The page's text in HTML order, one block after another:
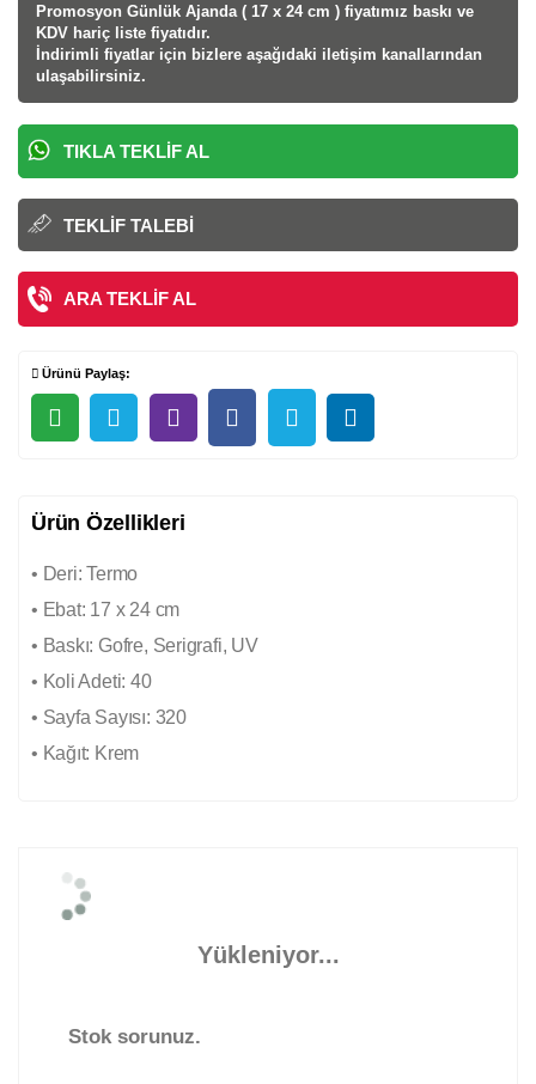
Promosyon Günlük Ajanda ( 17 x 24 cm ) fiyatımız baskı ve
KDV hariç liste fiyatıdır.
İndirimli fiyatlar için bizlere aşağıdaki iletişim kanallarından
ulaşabilirsiniz.
TIKLA TEKLIF AL
TEKLIF TALEBI
ARA TEKLIF AL
Ürünü Paylaş:
Ürün Özellikleri
• Deri: Termo
• Ebat: 17 x 24 cm
• Baskı: Gofre, Serigrafi, UV
• Koli Adeti: 40
• Sayfa Sayısı: 320
• Kağıt: Krem
Yükleniyor...
Stok sorunuz.